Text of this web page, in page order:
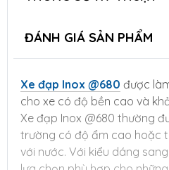
ĐÁNH GIÁ SẢN PHẨM
Xe đạp Inox @680 được
cho xe có độ bền cao và
Xe đạp Inox @680 thường
trường có độ ẩm cao hoặc
với nước. Với kiểu dáng